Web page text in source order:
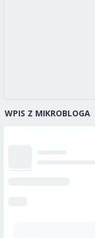
WPIS Z MIKROBLOGA